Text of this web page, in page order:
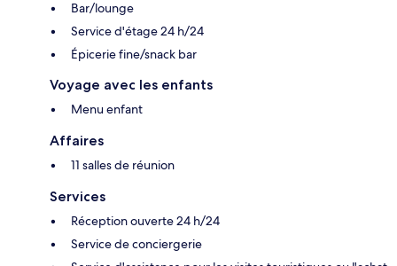
Bar/lounge
Service d'étage 24 h/24
Épicerie fine/snack bar
Voyage avec les enfants
Menu enfant
Affaires
11 salles de réunion
Services
Réception ouverte 24 h/24
Service de conciergerie